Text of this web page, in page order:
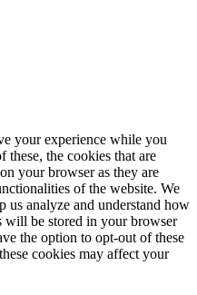
your experience while you
these, the cookies that are
your browser as they are
of the website. We
us analyze and understand how
will be stored in your browser
the option to opt-out of these
cookies may affect your